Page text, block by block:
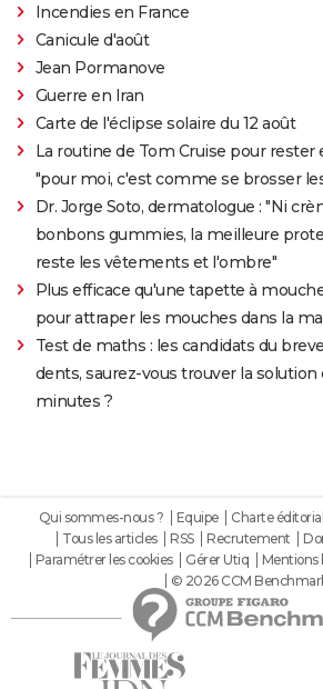
Incendies en France
Canicule d'août
Jean Pormanove
Guerre en Iran
Carte de l'éclipse solaire du 12 août
La routine de Tom Cruise pour rester
"pour moi, c'est comme se brosser
Dr. Jorge Soto, dermatologue : "Ni
bonbons gummies, la meilleure
reste les vêtements et l'ombre"
Plus efficace qu'une tapette à
pour attraper les mouches dans la
Test de maths : les candidats du
dents, saurez-vous trouver la solution
minutes ?
Qui sommes-nous ? Equipe Charte
Tous les articles
RSS Recrutement
Paramétrer les cookies
Gérer Utiq Mentions
© 2026 CCM